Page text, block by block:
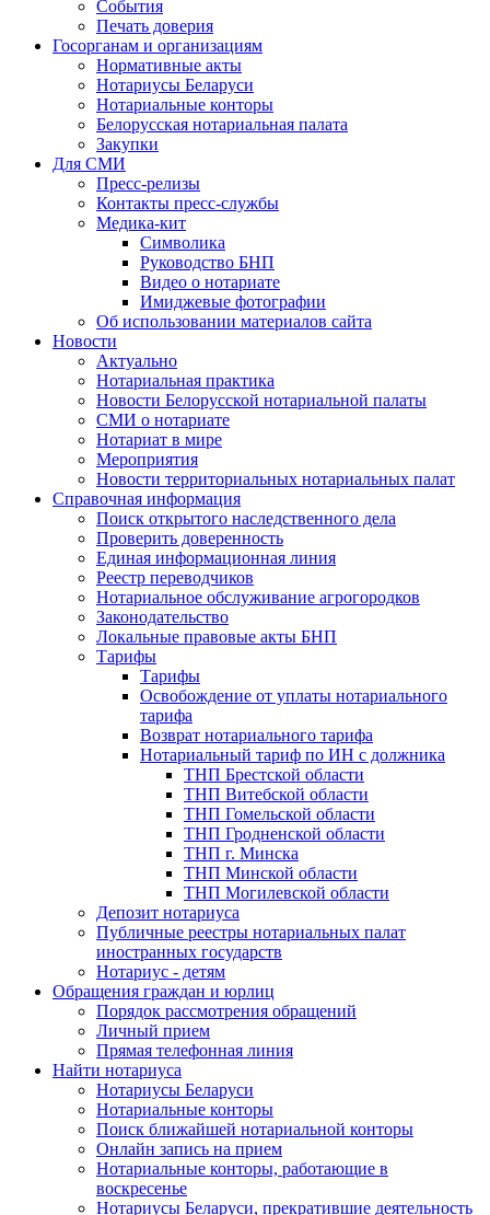
События
Печать доверия
Госорганам и организациям
Нормативные акты
Нотариусы Беларуси
Нотариальные конторы
Белорусская нотариальная палата
Закупки
Для СМИ
Пресс-релизы
Контакты пресс-службы
Медика-кит
Символика
Руководство БНП
Видео о нотариате
Имиджевые фотографии
Об использовании материалов сайта
Новости
Актуально
Нотариальная практика
Новости Белорусской нотариальной палаты
СМИ о нотариате
Нотариат в мире
Мероприятия
Новости территориальных нотариальных палат
Справочная информация
Поиск открытого наследственного дела
Проверить доверенность
Единая информационная линия
Реестр переводчиков
Нотариальное обслуживание агрогородков
Законодательство
Локальные правовые акты БНП
Тарифы
Тарифы
Освобождение от уплаты нотариального
тарифа
Возврат нотариального тарифа
Нотариальный тариф по ИН с должника
ТНП Брестской области
ТНП Витебской области
ТНП Гомельской области
ТНП Гродненской области
ТНП г. Минска
ТНП Минской области
ТНП Могилевской области
Депозит нотариуса
Публичные реестры нотариальных палат
иностранных государств
Нотариус - детям
Обращения граждан и юрлиц
Порядок рассмотрения обращений
Личный прием
Прямая телефонная линия
Найти нотариуса
Нотариусы Беларуси
Нотариальные конторы
Поиск ближайшей нотариальной конторы
Онлайн запись на прием
Нотариальные конторы, работающие в
воскресенье
Нотариусы Беларуси, прекратившие деятельность